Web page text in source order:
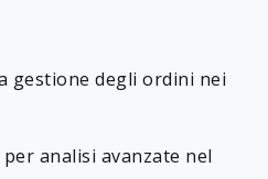
gestione degli ordini nei
per analisi avanzate nel